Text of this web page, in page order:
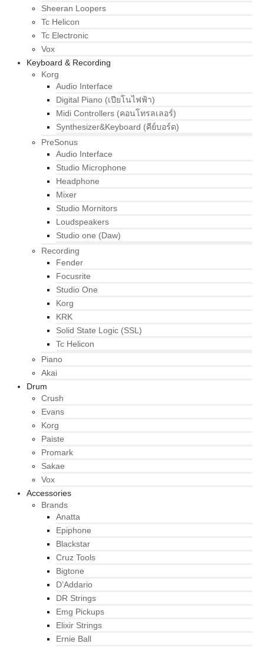
Sheeran Loopers
Tc Helicon
Tc Electronic
Vox
Keyboard & Recording
Korg
Audio Interface
Digital Piano (เปียโนไฟฟ้า)
Midi Controllers (คอนโทรลเลอร์)
Synthesizer&Keyboard (คีย์บอร์ด)
PreSonus
Audio Interface
Studio Microphone
Headphone
Mixer
Studio Mornitors
Loudspeakers
Studio one (Daw)
Recording
Fender
Focusrite
Studio One
Korg
KRK
Solid State Logic (SSL)
Tc Helicon
Piano
Akai
Drum
Crush
Evans
Korg
Paiste
Promark
Sakae
Vox
Accessories
Brands
Anatta
Epiphone
Blackstar
Cruz Tools
Bigtone
D’Addario
DR Strings
Emg Pickups
Elixir Strings
Ernie Ball